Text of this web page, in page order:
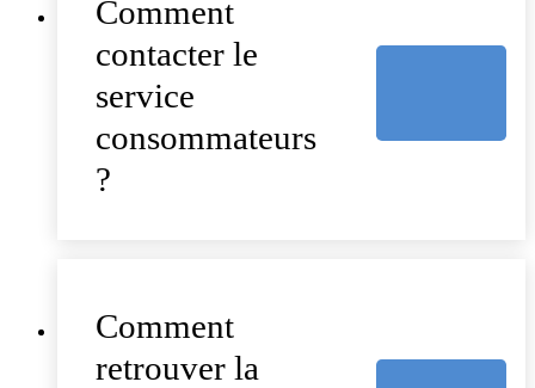
Comment
contacter le
service
consommateurs
?
Comment
retrouver la